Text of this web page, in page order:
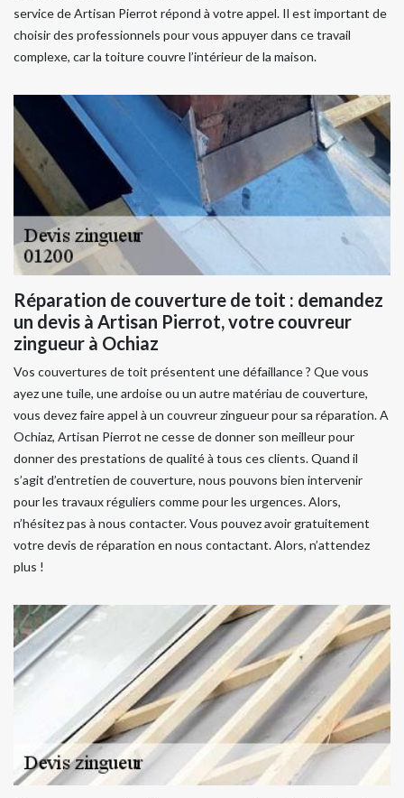
service de Artisan Pierrot répond à votre appel. Il est important de
choisir des professionnels pour vous appuyer dans ce travail
complexe, car la toiture couvre l’intérieur de la maison.
Réparation de couverture de toit : demandez
un devis à Artisan Pierrot, votre couvreur
zingueur à Ochiaz
Vos couvertures de toit présentent une défaillance ? Que vous
ayez une tuile, une ardoise ou un autre matériau de couverture,
vous devez faire appel à un couvreur zingueur pour sa réparation. A
Ochiaz, Artisan Pierrot ne cesse de donner son meilleur pour
donner des prestations de qualité à tous ces clients. Quand il
s’agit d’entretien de couverture, nous pouvons bien intervenir
pour les travaux réguliers comme pour les urgences. Alors,
n’hésitez pas à nous contacter. Vous pouvez avoir gratuitement
votre devis de réparation en nous contactant. Alors, n’attendez
plus !